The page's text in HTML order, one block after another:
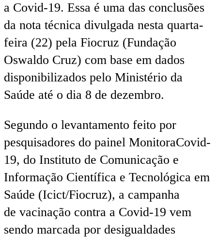
a Covid-19. Essa é uma das conclusões
da nota técnica divulgada nesta quarta-
feira (22) pela Fiocruz (Fundação
Oswaldo Cruz) com base em dados
disponibilizados pelo Ministério da
Saúde até o dia 8 de dezembro.
Segundo o levantamento feito por
pesquisadores do painel MonitoraCovid-
19, do Instituto de Comunicação e
Informação Científica e Tecnológica em
Saúde (Icict/Fiocruz), a campanha
de vacinação contra a Covid-19 vem
sendo marcada por desigualdades